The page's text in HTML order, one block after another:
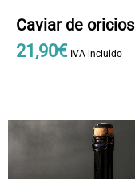
Caviar de oricios
21 ,90€ IVA incluido